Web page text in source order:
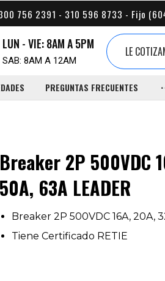
756 2391 - 310 596 8733 - Fijo
LUN - VIE: 8AM A 5PM
SAB: 8AM A 12AM
LE
PREGUNTAS FRECUENTES
Breaker 2P 500VDC
50A, 63A LEADER
Breaker 2P 500VDC 16A, 20A,
Tiene Certificado RETIE